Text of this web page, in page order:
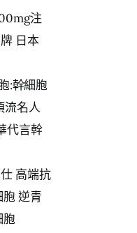
注
日本
:幹細胞
流名人
代言幹
高端抗
逆青
胞